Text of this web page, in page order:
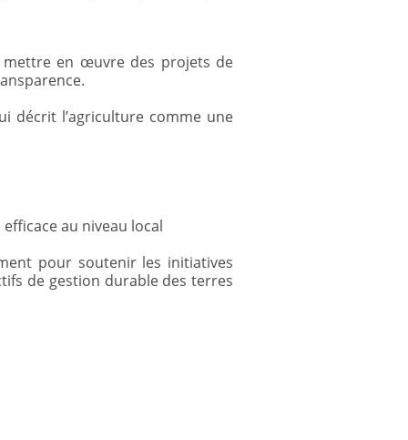
mettre en œuvre des projets de
décrit l’agriculture comme une
au niveau local
pour soutenir les initiatives
de gestion durable des terres